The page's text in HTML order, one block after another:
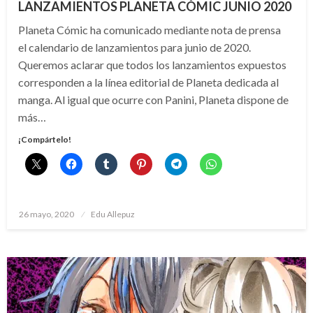
LANZAMIENTOS PLANETA CÓMIC JUNIO 2020
Planeta Cómic ha comunicado mediante nota de prensa
el calendario de lanzamientos para junio de 2020.
Queremos aclarar que todos los lanzamientos expuestos
corresponden a la línea editorial de Planeta dedicada al
manga. Al igual que ocurre con Panini, Planeta dispone de
más…
¡Compártelo!
Publicado
26 mayo, 2020 Edu Allepuz